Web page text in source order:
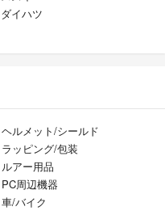
ダイハツ
ヘルメット/シールド
ラッピング/包装
ルアー用品
PC周辺機器
車/バイク